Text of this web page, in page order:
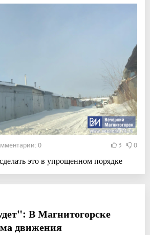
0 3 0
это в упрощенном порядке
В Магнитогорске
движения